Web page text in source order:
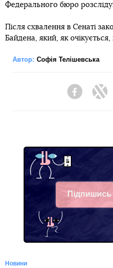
Федерального бюро
Після схвалення в Сенаті
Байдена, який, як
Автор: Софія Телішевська
Facebook
Telegram
Новини